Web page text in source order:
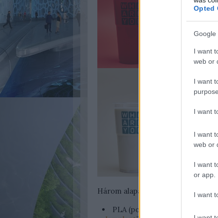
Opted
Google
I want
web or
I want
I want
I want
web or
I want
or app.
I want
Három alapanyagból készülnek a
PLA (politejsav) - ebből